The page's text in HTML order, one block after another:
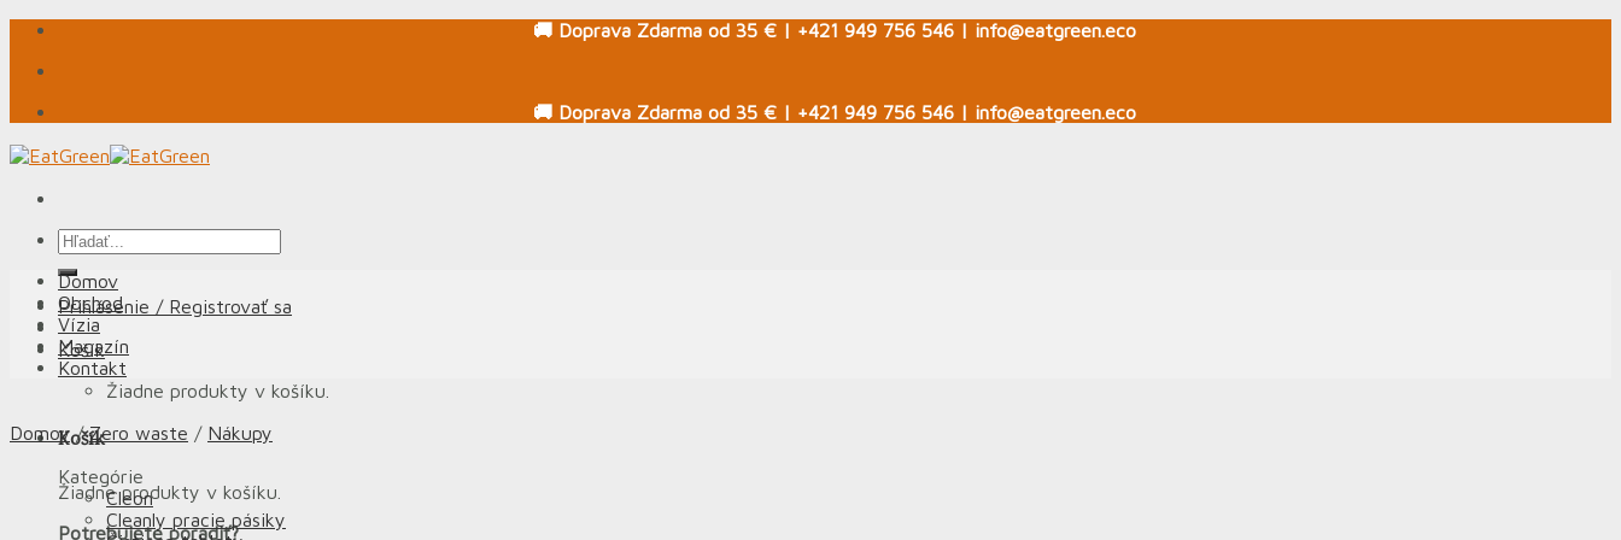
Skip
content
🚚 Doprava Zdarma od 35 € | +421 949 756 546 | info@eatgreen.eco
🚚 Doprava Zdarma od 35 € | +421 949 756 546 | info@eatgreen.eco
Hľadať:
Prihlásenie / Registrovať sa
Košík
Žiadne produkty v košíku.
Košík
Žiadne produkty v košíku.
Potrebujete poradiť?
Domov
Obchod
Vízia
Magazín
Kontakt
Domov / Zero waste / Nákupy
Kategórie
Cleon
Cleanly pracie pásiky